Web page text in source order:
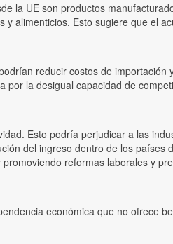
la UE son productos
alimenticios. Esto sugiere que el
reducir costos de importación
la desigual capacidad de
Esto podría perjudicar a las
del ingreso dentro de los países
reformas laborales y
económica que no ofrece